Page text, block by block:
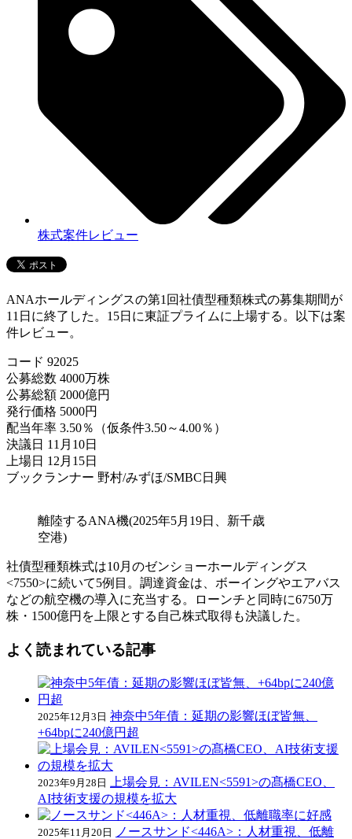
株式案件レビュー
ANAホールディングスの第1回社債型種類株式の募集期間が
11日に終了した。15日に東証プライムに上場する。以下は案
件レビュー。
コード 92025
公募総数 4000万株
公募総額 2000億円
発行価格 5000円
配当年率 3.50％（仮条件3.50～4.00％）
決議日 11月10日
上場日 12月15日
ブックランナー 野村/みずほ/SMBC日興
離陸するANA機(2025年5月19日、新千歳
空港)
社債型種類株式は10月のゼンショーホールディングス
<7550>に続いて5例目。調達資金は、ボーイングやエアバス
などの航空機の導入に充当する。ローンチと同時に6750万
株・1500億円を上限とする自己株式取得も決議した。
よく読まれている記事
2025年12月3日 神奈中5年債：延期の影響ほぼ皆無、
+64bpに240億円超
2023年9月28日
上場会見：AVILEN<5591>の髙橋CEO、
AI技術支援の規模を拡大
2025年11月20日
ノースサンド<446A>：人材重視、低離